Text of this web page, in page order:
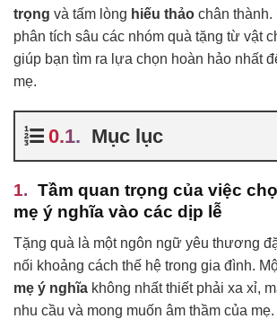
trọng và tấm lòng hiếu thảo chân thành.
phân tích sâu các nhóm quà tặng từ vật
giúp bạn tìm ra lựa chọn hoàn hảo nhất
mẹ.
Mục lục
Tầm quan trọng của việc
mẹ ý nghĩa vào các dịp lễ
Tặng quà là một ngôn ngữ yêu thương
nối khoảng cách thế hệ trong gia đình.
mẹ ý nghĩa không nhất thiết phải xa xỉ,
nhu cầu và mong muốn âm thầm của